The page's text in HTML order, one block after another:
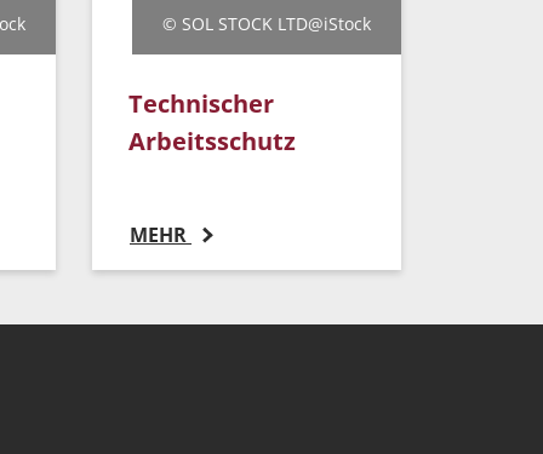
© SOL STOCK LTD@iStock
Technischer
Arbeitsschutz
MEHR